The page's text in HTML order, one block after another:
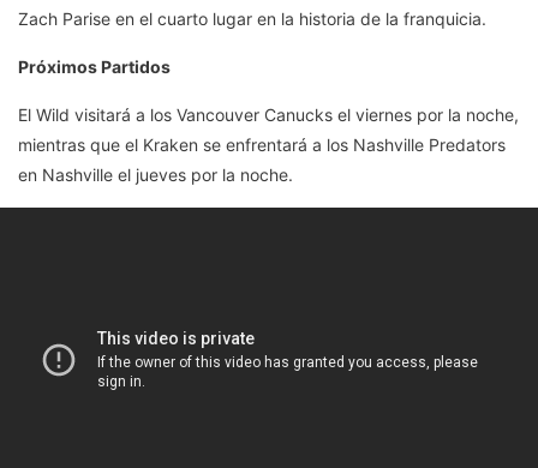
Zach Parise en el cuarto lugar en la historia de la franquicia.
Próximos Partidos
El Wild visitará a los Vancouver Canucks el viernes por la noche,
mientras que el Kraken se enfrentará a los Nashville Predators
en Nashville el jueves por la noche.